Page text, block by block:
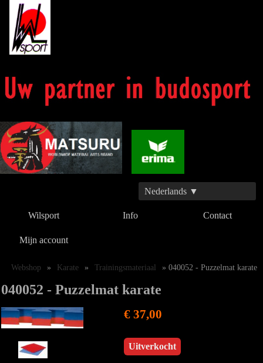
Nederlands ▼
Wilsport Info Contact
Mijn account
Webshop » Karate » Trainingsmateriaal » 040052 - Puzzelmat karate
040052 - Puzzelmat karate
€ 37,00
Uitverkocht